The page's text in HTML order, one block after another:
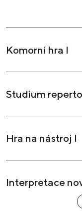
Komorní hra I
Studium
Hra na nástroj I
Interpretace